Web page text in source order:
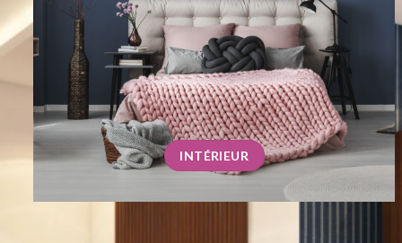
INTÉRIEUR